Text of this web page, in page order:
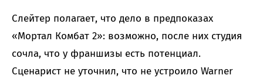
Слейтер полагает, что дело в предпоказах
«Мортал Комбат 2»: возможно, после них студия
сочла, что у франшизы есть потенциал.
Сценарист не уточнил, что не устроило Warner